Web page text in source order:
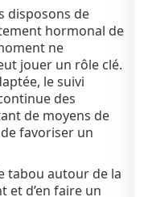
disposons de
hormonal de
ne
jouer un rôle clé.
le suivi
des
de moyens de
favoriser un
tabou autour de la
et d’en faire un